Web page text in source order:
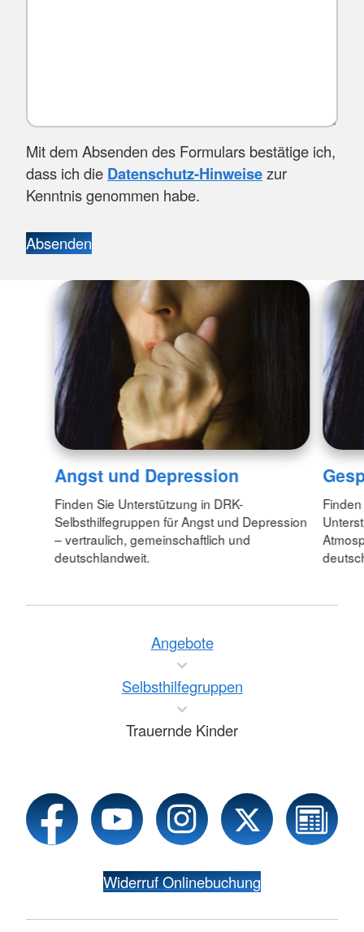
Mit dem Absenden des Formulars bestätige ich,
dass ich die Datenschutz-Hinweisezur
Kenntnis genommen habe.
Absenden
Angst und Depression
Finden Sie Unterstützung in DRK-
Selbsthilfegruppen für Angst und Depression
– vertraulich, gemeinschaftlich und
deutschlandweit.
Angebote
Selbsthilfegruppen
Trauernde Kinder
Widerruf Onlinebuchung